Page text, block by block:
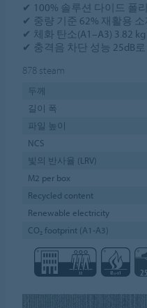
✔ 100% 솔루션 다이드 폴
✔ 중량 기준 62% 재활용
✔ 체화 탄소(A1–A3) 3.82 kg
✔ 충격음 차단 성능 25dB
878 steam
두께
길이 폭
파일 높이
NCS
빛의 반사율 (LRV)
M2 per box
Recycled content
Renewable electricity
CO₂ footprint (A1-A3)